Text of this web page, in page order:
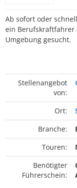
Ab sofort oder
ein Berufskraftfahrer
Umgebung gesucht.
Stellenangebot
von:
Ort:
Branche:
Touren:
Benötigter
Führerschein: